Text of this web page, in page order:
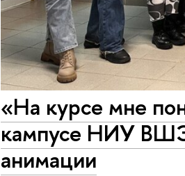
«На курсе мне
кампусе НИУ ВШЭ
анимации